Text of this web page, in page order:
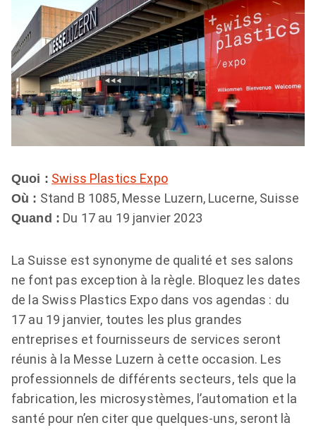
Quoi : Swiss Plastics Expo
Où : Stand В 1085, Messe Luzern, Lucerne, Suisse
Quand : Du 17 au 19 janvier 2023
La Suisse est synonyme de qualité et ses salons
ne font pas exception à la règle. Bloquez les dates
de la Swiss Plastics Expo dans vos agendas : du
17 au 19 janvier, toutes les plus grandes
entreprises et fournisseurs de services seront
réunis à la Messe Luzern à cette occasion. Les
professionnels de différents secteurs, tels que la
fabrication, les microsystèmes, l’automation et la
santé pour n’en citer que quelques-uns, seront là